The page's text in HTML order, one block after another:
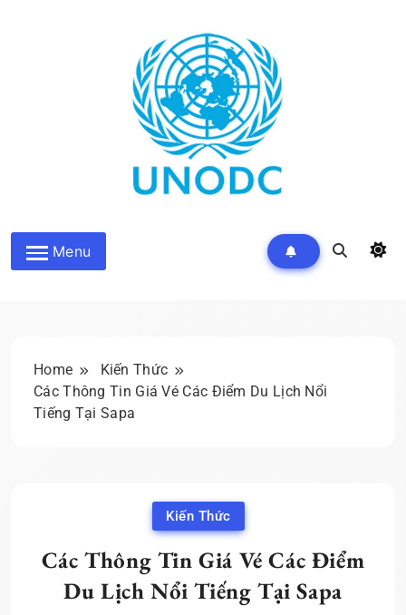
Kiến Thức Liên Hợp Quốc
Menu
Home
Kiến Thức
Các Thông Tin Giá Vé Các Điểm Du Lịch Nổi
Tiếng Tại Sapa
Kiến Thức
Các Thông Tin Giá Vé Các Điểm
Du Lịch Nổi Tiếng Tại Sapa